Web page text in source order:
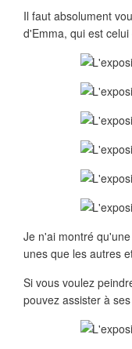
Il faut absolument
d'Emma, qui est
Je n'ai montré
unes que les autres
Si vous voulez
pouvez assister à